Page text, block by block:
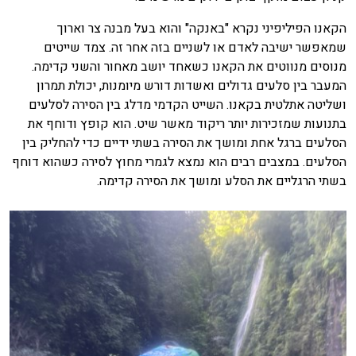
הקאנו הפיליפיני נקרא "באנקה" והוא בעל מבנה צר וארוך
שמאפשר ישיבה לאדם או לשניים בזה אחר זה. צמד שייטים
מנוסים מנווטים את הקאנו כשאחד יושב מאחור והשני קדימה.
המעבר בין סלעים גדולים ואשדות דורש מיומנות, יכולת תמרון
ושליטה אתלטית בקאנו. השייט הקדמי מדלג בין הסירה לסלעים
בתנועות שמזכירות יותר ריקוד מאשר שיט. הוא קופץ ודוחף את
הסלעים ברגל אחת ומושך את הסירה בשתי ידיים כדי להחליק בין
הסלעים. במצבים רבים הוא נמצא לגמרי מחוץ לסירה כשהוא דוחף
בשתי הרגליים את הסלע ומושך את הסירה קדימה.